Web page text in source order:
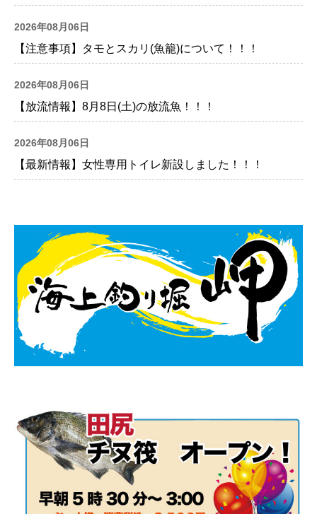
2026年08月06日
【注意事項】タモとスカリ(魚籠)について！！！
2026年08月06日
【放流情報】8月8日(土)の放流魚！！！
2026年08月06日
【最新情報】女性専用トイレ新設しました！！！